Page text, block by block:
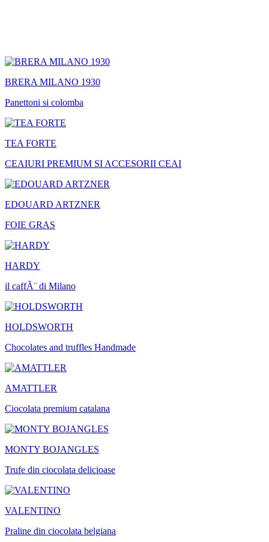
BRERA MILANO 1930
Panettoni si colomba
TEA FORTE
CEAIURI PREMIUM SI ACCESORII CEAI
EDOUARD ARTZNER
FOIE GRAS
HARDY
il caffÃ¨ di Milano
HOLDSWORTH
Chocolates and truffles Handmade
AMATTLER
Ciocolata premium catalana
MONTY BOJANGLES
Trufe din ciocolata delicioase
VALENTINO
Praline din ciocolata belgiana